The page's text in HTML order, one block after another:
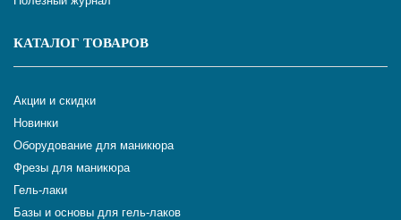
КАТАЛОГ ТОВАРОВ
Акции и скидки
Новинки
Оборудование для маникюра
Фрезы для маникюра
Гель-лаки
Базы и основы для гель-лаков